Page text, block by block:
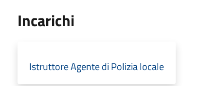
Incarichi
Istruttore Agente di Polizia locale